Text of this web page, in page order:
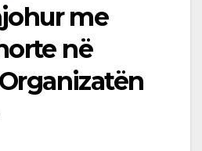
me
në